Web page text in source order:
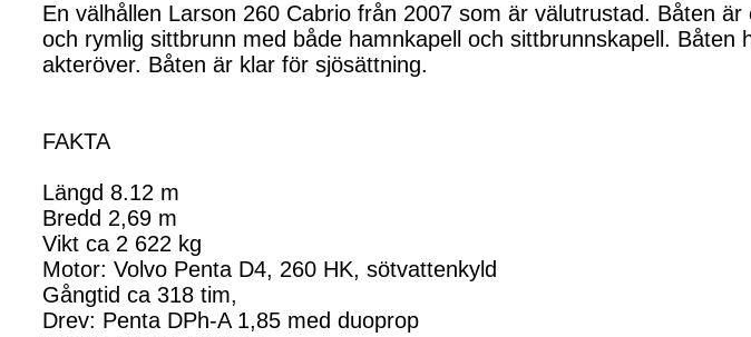
En välhållen Larson 260 Cabrio från 2007 som är välutrustad. Båten
och rymlig sittbrunn med både hamnkapell och sittbrunnskapell.
akteröver. Båten är klar för sjösättning.
FAKTA
Längd 8.12 m
Bredd 2,69 m
Vikt ca 2 622 kg
Motor: Volvo Penta D4, 260 HK, sötvattenkyld
Gångtid ca 318 tim,
Drev: Penta DPh-A 1,85 med duoprop